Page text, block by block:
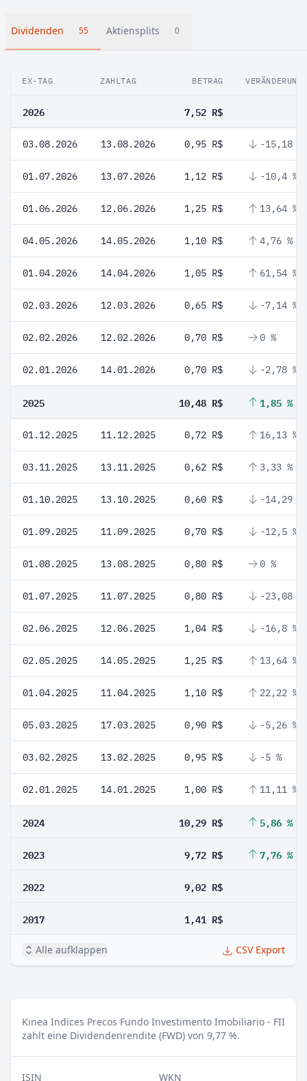
Dividenden 55 Aktiensplits 0
EX-TAG ZAHLTAG BETRAG VERÄNDERUNG
2026 7,52 R$
03.08.2026 13.08.2026 0,95 R$ -15,18 %
01.07.2026 13.07.2026 1,12 R$ -10,4 %
01.06.2026 12.06.2026 1,25 R$ 13,64 %
04.05.2026 14.05.2026 1,10 R$ 4,76 %
01.04.2026 14.04.2026 1,05 R$ 61,54 %
02.03.2026 12.03.2026 0,65 R$ -7,14 %
02.02.2026 12.02.2026 0,70 R$ 0 %
02.01.2026 14.01.2026 0,70 R$ -2,78 %
2025 10,48 R$ 1,85 %
01.12.2025 11.12.2025 0,72 R$ 16,13 %
03.11.2025 13.11.2025 0,62 R$ 3,33 %
01.10.2025 13.10.2025 0,60 R$ -14,29 %
01.09.2025 11.09.2025 0,70 R$ -12,5 %
01.08.2025 13.08.2025 0,80 R$ 0 %
01.07.2025 11.07.2025 0,80 R$ -23,08 %
02.06.2025 12.06.2025 1,04 R$ -16,8 %
02.05.2025 14.05.2025 1,25 R$ 13,64 %
01.04.2025 11.04.2025 1,10 R$ 22,22 %
05.03.2025 17.03.2025 0,90 R$ -5,26 %
03.02.2025 13.02.2025 0,95 R$ -5 %
02.01.2025 14.01.2025 1,00 R$ 11,11 %
2024 10,29 R$ 5,86 %
2023 9,72 R$ 7,76 %
2022 9,02 R$
2017 1,41 R$
Alle aufklappen CSV Export
Kinea Indices Precos Fundo Investimento Imobiliario - FII
zahlt eine Dividendenrendite (FWD) von 9,77 %.
ISIN WKN